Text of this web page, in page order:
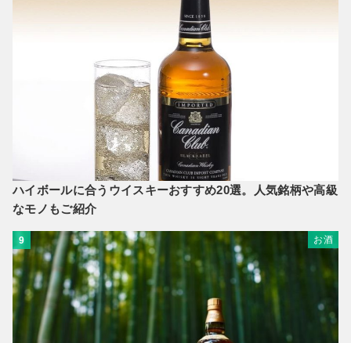
ハイボールに合うウイスキーおすすめ20選。人気銘柄や高級
なモノもご紹介
9 お酒